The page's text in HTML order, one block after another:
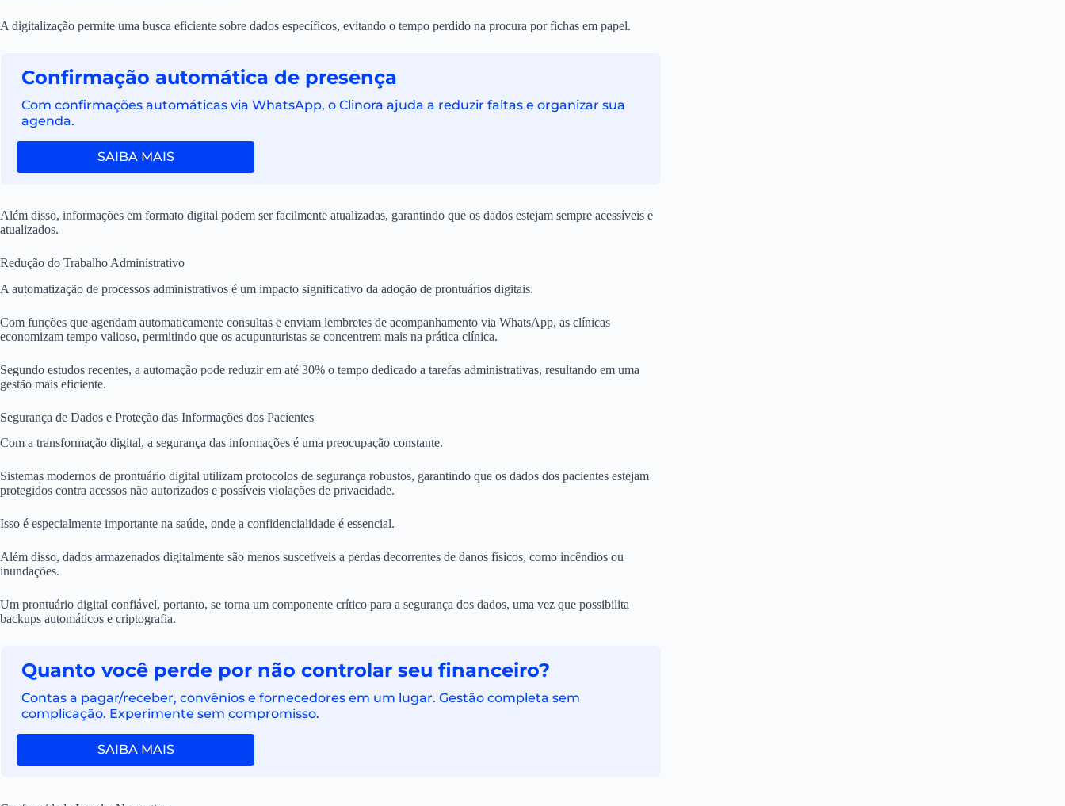
A digitalização permite uma busca eficiente sobre dados específicos, evitando o tempo perdido na procura por fichas em papel.
Confirmação automática de presença
Com confirmações automáticas via WhatsApp, o Clinora ajuda a reduzir faltas e organizar sua
agenda.
SAIBA MAIS
Além disso, informações em formato digital podem ser facilmente atualizadas, garantindo que os dados estejam sempre acessíveis e
atualizados.
Redução do Trabalho Administrativo
A automatização de processos administrativos é um impacto significativo da adoção de prontuários digitais.
Com funções que agendam automaticamente consultas e enviam lembretes de acompanhamento via WhatsApp, as clínicas
economizam tempo valioso, permitindo que os acupunturistas se concentrem mais na prática clínica.
Segundo estudos recentes, a automação pode reduzir em até 30% o tempo dedicado a tarefas administrativas, resultando em uma
gestão mais eficiente.
Segurança de Dados e Proteção das Informações dos Pacientes
Com a transformação digital, a segurança das informações é uma preocupação constante.
Sistemas modernos de prontuário digital utilizam protocolos de segurança robustos, garantindo que os dados dos pacientes estejam
protegidos contra acessos não autorizados e possíveis violações de privacidade.
Isso é especialmente importante na saúde, onde a confidencialidade é essencial.
Além disso, dados armazenados digitalmente são menos suscetíveis a perdas decorrentes de danos físicos, como incêndios ou
inundações.
Um prontuário digital confiável, portanto, se torna um componente crítico para a segurança dos dados, uma vez que possibilita
backups automáticos e criptografia.
Quanto você perde por não controlar seu financeiro?
Contas a pagar/receber, convênios e fornecedores em um lugar. Gestão completa sem
complicação. Experimente sem compromisso.
SAIBA MAIS